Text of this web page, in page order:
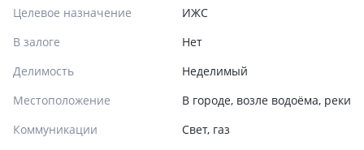
Целевое назначение
ИЖС
В залоге
Нет
Делимость
Неделимый
Местоположение
В городе, возле водоёма, реки
Коммуникации
Свет, газ